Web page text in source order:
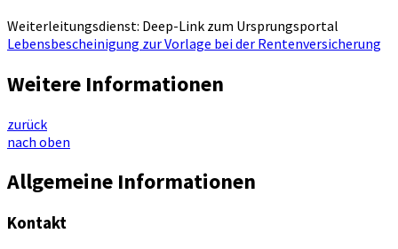
Weiterleitungsdienst: Deep-Link zum Ursprungsportal
Lebensbescheinigung zur Vorlage bei der Rentenversicherung
Weitere Informationen
zurück
nach oben
Allgemeine Informationen
Kontakt